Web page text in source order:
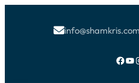
info@shamkris.com
Facebook YouTube